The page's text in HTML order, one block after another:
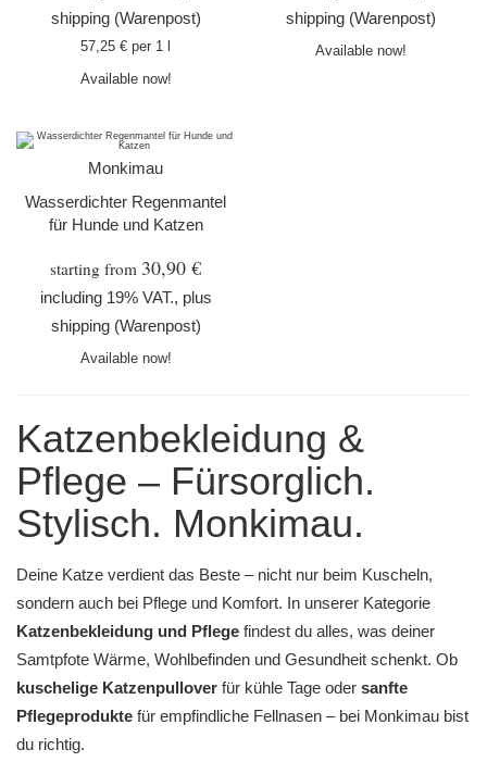
shipping (Warenpost)
57,25 € per 1 l
Available now!
shipping (Warenpost)
Available now!
Monkimau
Wasserdichter Regenmantel
für Hunde und Katzen
starting from 30,90 €
including 19% VAT., plus
shipping (Warenpost)
Available now!
Katzenbekleidung &
Pflege – Fürsorglich.
Stylisch. Monkimau.
Deine Katze verdient das Beste – nicht nur beim Kuscheln,
sondern auch bei Pflege und Komfort. In unserer Kategorie
Katzenbekleidung und Pflege findest du alles, was deiner
Samtpfote Wärme, Wohlbefinden und Gesundheit schenkt. Ob
kuschelige Katzenpullover für kühle Tage oder sanfte
Pflegeprodukte für empfindliche Fellnasen – bei Monkimau bist
du richtig.